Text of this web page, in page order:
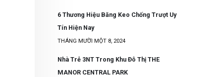
6 Thương Hiệu Băng Keo Chống Trượt Uy
Tín Hiện Nay
THÁNG MƯỜI MỘT 8, 2024
Nhà Trẻ 3NT Trong Khu Đô Thị THE
MANOR CENTRAL PARK